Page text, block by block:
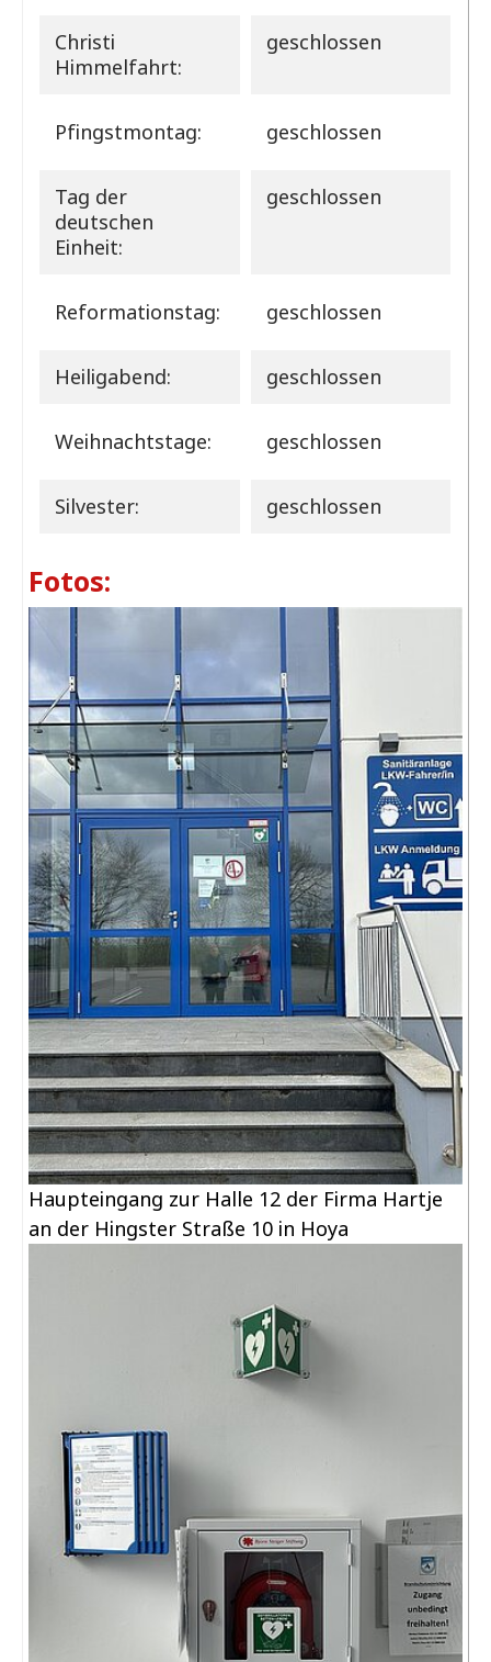
Christi
Himmelfahrt:
geschlossen
Pfingstmontag: geschlossen
Tag der
deutschen
Einheit:
geschlossen
Reformationstag: geschlossen
Heiligabend: geschlossen
Weihnachtstage: geschlossen
Silvester: geschlossen
Fotos:
Haupteingang zur Halle 12 der Firma Hartje
an der Hingster Straße 10 in Hoya